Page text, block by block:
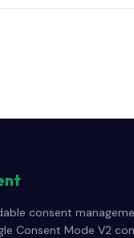
consent
Consent Mode V2